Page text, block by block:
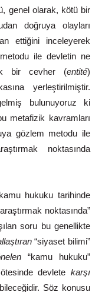
genel olarak, kötü bir
doğruya
olayları
ettiğini
inceleyerek
ile devletin ne
bir cevher (entité)
yerleştirilmiştir.
bulunuyoruz
ki
metafizik kavramları
gözlem metodu ile
noktasında
hukuku tarihinde
noktasında”
soru bu genellikte
“siyaset bilimi”
“kamu hukuku”
devlete karşı
Söz konusu